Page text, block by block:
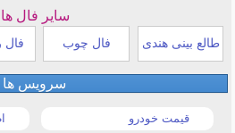
سایر فال ها
طالع بینی هندی فال چوب فال
سرویس ها
قیمت خودرو